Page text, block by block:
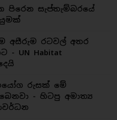
සැප්තැම්බරයේ
අසීරුම රටවල් අතර
- UN Habitat
රුසක් මේ
- හිටපු අමාත්‍ය